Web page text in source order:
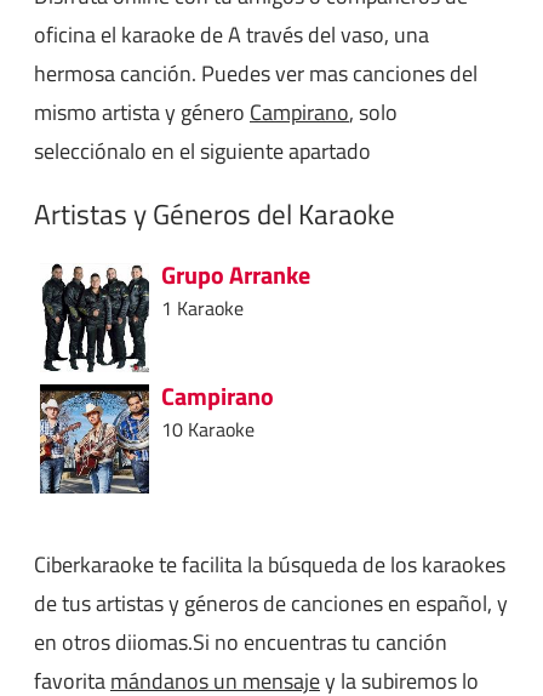
oficina el karaoke de A través del vaso, una
hermosa canción. Puedes ver mas canciones del
mismo artista y género Campirano, solo
selecciónalo en el siguiente apartado
Artistas y Géneros del Karaoke
Grupo Arranke
1 Karaoke
Campirano
10 Karaoke
Ciberkaraoke te facilita la búsqueda de los karaokes
de tus artistas y géneros de canciones en español, y
en otros diiomas.Si no encuentras tu canción
favoritamándanos un mensajey la subiremos lo